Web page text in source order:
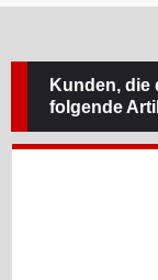
Kunden, die
folgende